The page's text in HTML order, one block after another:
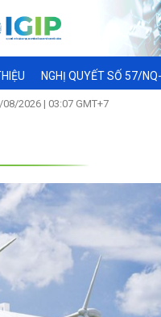
NGHỊ QUYẾT SỐ 57/
2026 | 03:07 GMT+7